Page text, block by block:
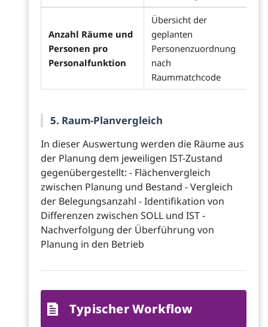
Anzahl Räume und
Personen pro
Personalfunktion
Übersicht der
geplanten
Personenzuordnung
nach
Raummatchcode
5. Raum-Planvergleich
In dieser Auswertung werden die Räume aus
der Planung dem jeweiligen IST-Zustand
gegenübergestellt: - Flächenvergleich
zwischen Planung und Bestand - Vergleich
der Belegungsanzahl - Identifikation von
Differenzen zwischen SOLL und IST -
Nachverfolgung der Überführung von
Planung in den Betrieb
Typischer Workflow